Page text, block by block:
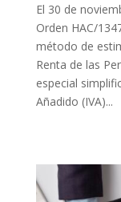
El 30 de
Orden HAC/
método de
Renta de las
especial
Añadido (IVA)...